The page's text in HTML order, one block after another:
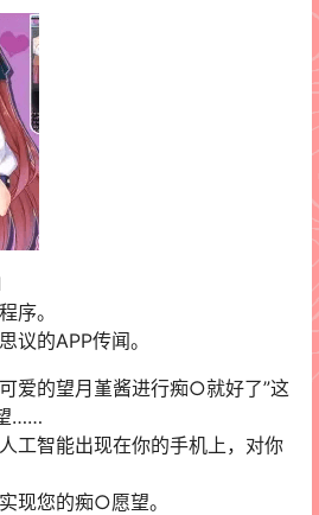
序。
议的APP传闻。
爱的望月堇酱进行痴○就好了”这
……
工智能出现在你的手机上，对你
现您的痴○愿望。